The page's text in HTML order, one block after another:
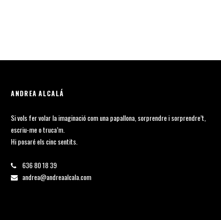
ANDREA ALCALÁ
Si vols fer volar la imaginació com una papallona, sorprendre i sorprendre’t,
escriu-me o truca’m.
Hi posaré els cinc sentits.
636 80 18 39
andrea@andreaalcala.com